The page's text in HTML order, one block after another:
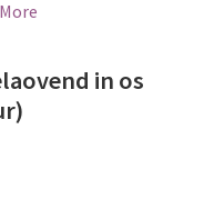
in os